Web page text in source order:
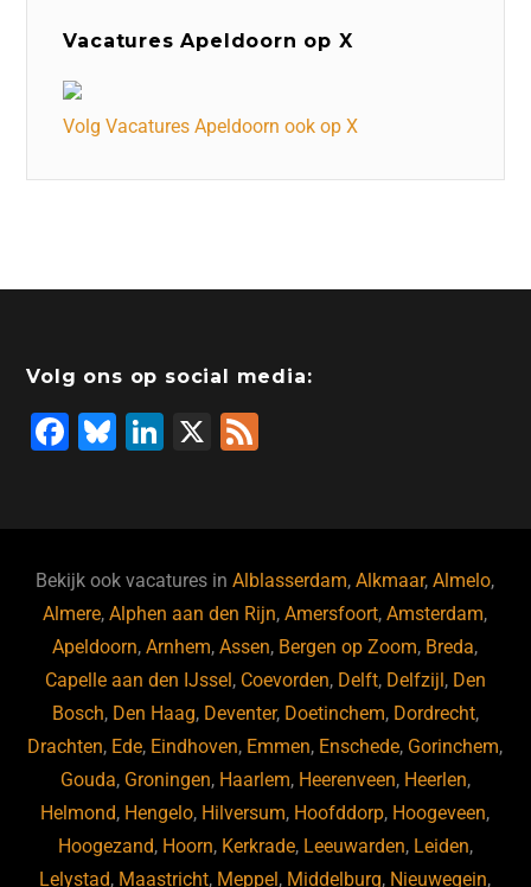
Vacatures Apeldoorn op X
Volg Vacatures Apeldoorn ook op X
Volg ons op social media:
F
b
o
o
k
Bl
ky
Li
dI
n
X
Bekijk ook vacatures inAlblasserdam,Alkmaar,Almelo,
Almere,Alphen aan den Rijn,Amersfoort,Amsterdam,
Apeldoorn,Arnhem,Assen, Bergen op Zoom, Breda,
Capelle aan den IJssel, Coevorden, Delft, Delfzijl, Den
Bosch, Den Haag, Deventer, Doetinchem, Dordrecht,
Drachten, Ede, Eindhoven, Emmen, Enschede, Gorinchem,
Gouda, Groningen, Haarlem, Heerenveen, Heerlen,
Helmond, Hengelo, Hilversum, Hoofddorp, Hoogeveen,
Hoogezand, Hoorn, Kerkrade, Leeuwarden, Leiden,
Lelystad, Maastricht, Meppel, Middelburg, Nieuwegein,